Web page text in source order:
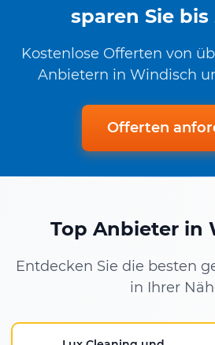
sparen Sie bis
Kostenlose Offerten von
Anbietern in Windisch
Offerten
Top Anbieter in
Entdecken Sie die besten
in Ihrer